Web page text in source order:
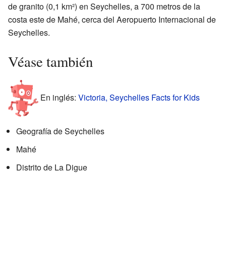
de granito (0,1 km²) en Seychelles, a 700 metros de la
costa este de Mahé, cerca del Aeropuerto Internacional de
Seychelles.
Véase también
En inglés: Victoria, Seychelles Facts for Kids
Geografía de Seychelles
Mahé
Distrito de La Digue